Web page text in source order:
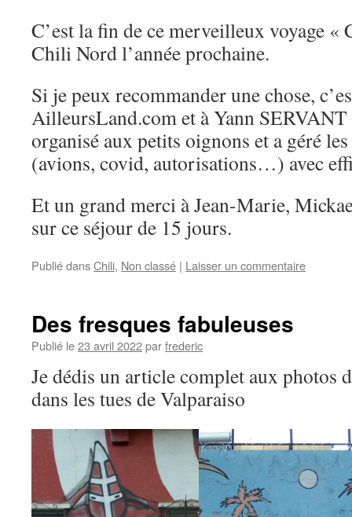
C’est la fin de ce merveilleux voyage
Chili Nord l’année prochaine.
Si je peux recommander une chose,
AilleursLand.com et à Yann
organisé aux petits oignons et a géré
(avions, covid, autorisations…) avec
Et un grand merci à Jean-Marie,
sur ce séjour de 15 jours.
Publié dansChili, Non classé | Laisser un commentaire
Des fresques fabuleuses
Publié le23 avril 2022parfrederic
Je dédis un article complet aux photos
dans les tues de Valparaiso